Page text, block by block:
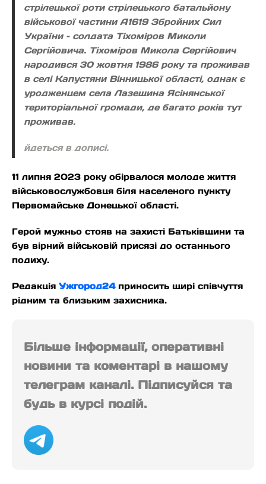
стрілецької роти стрілецького батальйону
військової частини А1619 Збройних Сил
України – солдата Тіхоміров Миколи
Сергійовича. Тіхоміров Микола Сергійович
народився 30 жовтня 1986 року та проживав
в селі Капустяни Вінницької області, однак є
уродженцем села Лазещина Ясінянської
територіальної громади, де багато років тут
проживав.
йдеться в дописі.
11 липня 2023 року обірвалося молоде життя
військовослужбовця біля населеного пункту
Первомайське Донецької області.
Герой мужньо стояв на захисті Батьківщини та
був вірний військовій присязі до останнього
подиху.
Редакція Ужгород24 приносить щирі співчуття
рідним та близьким захисника.
Більше інформації, оперативні
новини та коментарі в нашому
телеграм каналі. Підписуйся та
будь в курсі подій.